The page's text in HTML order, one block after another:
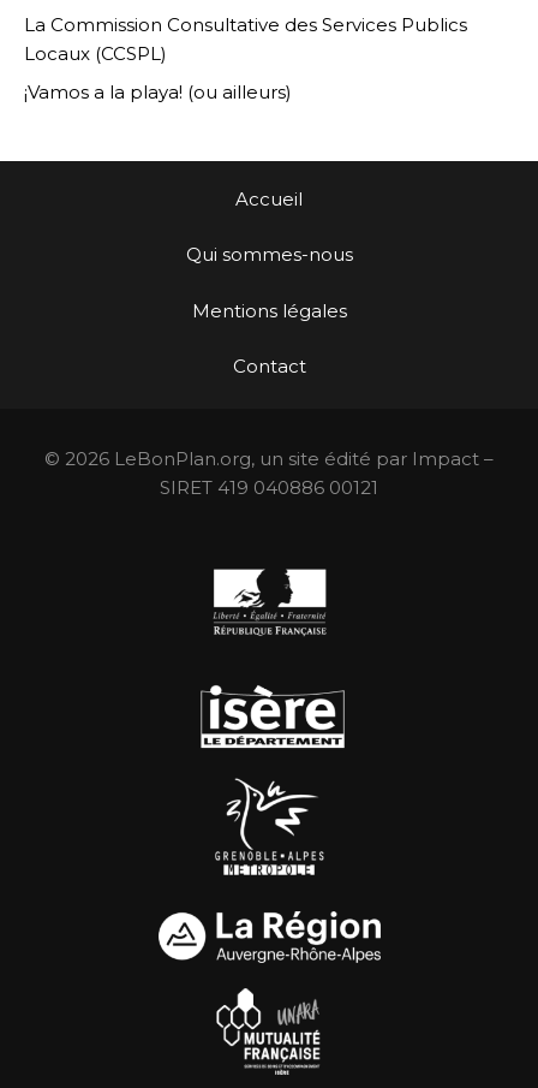
La Commission Consultative des Services Publics
Locaux (CCSPL)
¡Vamos a la playa! (ou ailleurs)
Accueil
Qui sommes-nous
Mentions légales
Contact
© 2026 LeBonPlan.org, un site édité par Impact –
SIRET 419 040886 00121